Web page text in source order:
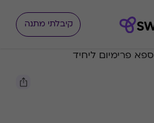
קיבלתי מתנה
ספא פרימיום ליחיד